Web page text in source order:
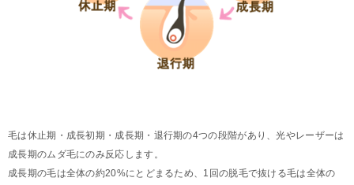
毛は休止期・成長初期・成長期・退行期の4つの段階があり、光やレーザーは
成長期のムダ毛にのみ反応します。
成長期の毛は全体の約20%にとどまるため、1回の脱毛で抜ける毛は全体の